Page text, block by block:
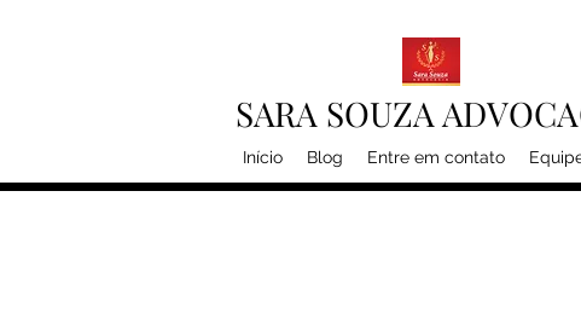
SARA SOUZA
Início Blog Entre em contato